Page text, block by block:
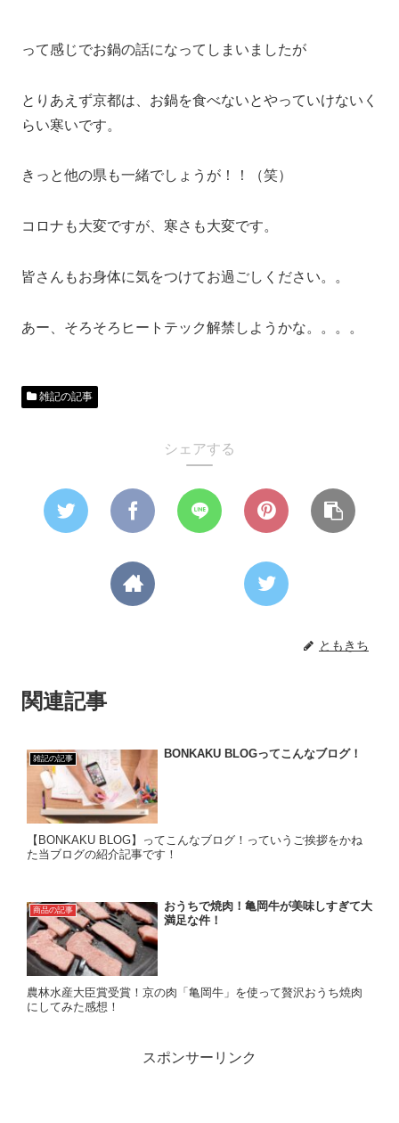
って感じでお鍋の話になってしまいましたが
とりあえず京都は、お鍋を食べないとやっていけないく
らい寒いです。
きっと他の県も一緒でしょうが！！（笑）
コロナも大変ですが、寒さも大変です。
皆さんもお身体に気をつけてお過ごしください。。
あー、そろそろヒートテック解禁しようかな。。。。
雑記の記事
シェアする
ともきち
関連記事
雑記の記事 BONKAKU BLOGってこんなブログ！
【BONKAKU BLOG】ってこんなブログ！っていうご挨拶をかね
た当ブログの紹介記事です！
商品の記事
おうちで焼肉！亀岡牛が美味しすぎて大
満足な件！
農林水産大臣賞受賞！京の肉「亀岡牛」を使って贅沢おうち焼肉
にしてみた感想！
スポンサーリンク